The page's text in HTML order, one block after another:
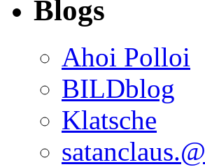
Blogs
Ahoi Polloi
BILDblog
Klatsche
satanclaus.@